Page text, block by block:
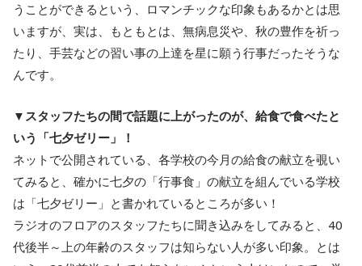
うことができるという、ロマンチックな印象もあるかとは思
いますが、実は、もともとは、無病息災や、秋の豊作を祈っ
たり、手芸などの習い事の上達を星に願う行事だったそうな
んです。
▼スタッフたちの間で話題に上がったのが、給食で食べたと
いう「七夕ゼリー」！
ネットで公開されている、各学校の今月の給食の献立を覗い
てみると、確かに七夕の「行事食」の献立を組んでいる学校
は「七夕ゼリー」と書かれているところが多い！
ラジオのフロアのスタッフたちに聞き込みをしてみると、40
代後半～上の年齢のスタッフは知らない人が多い印象。とは